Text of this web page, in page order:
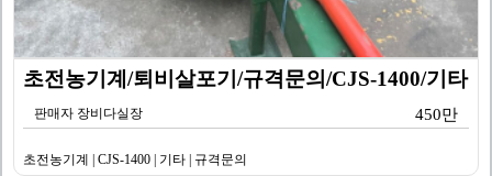
초전농기계/퇴비살포기/규격문의/CJS-1400/기타
판매자 장비다실장 450만
초전농기계 | CJS-1400 | 기타 | 규격문의